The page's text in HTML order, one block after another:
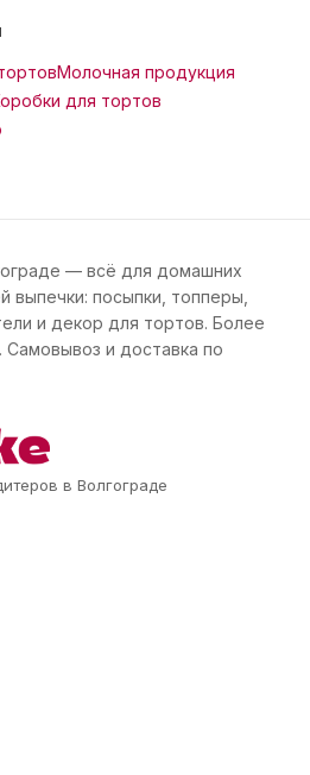
Молочная продукция
для тортов
— всё для домашних
выпечки: посыпки, топперы,
и декор для тортов. Более
Самовывоз и доставка по
в Волгограде